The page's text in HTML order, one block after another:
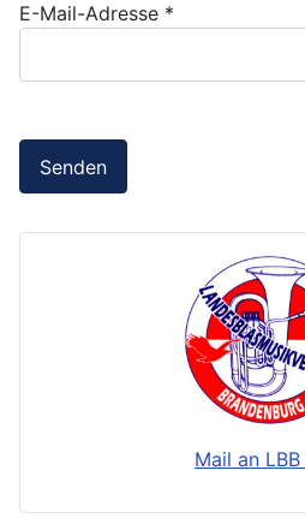
E-Mail-Adresse *
Senden
Mail an LBB